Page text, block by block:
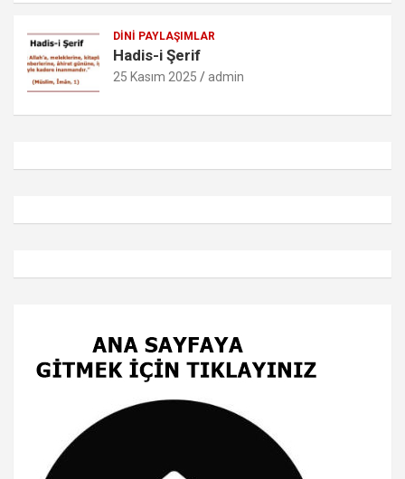
DINI PAYLAŞIMLAR
Hadis-i Şerif
25 Kasım 2025 admin